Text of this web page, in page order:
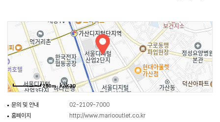
명품관은 물론 가구 및 생활용품의 리빙 매장, 프리미엄 레스토랑 및
패스트푸드, 키즈테마파크 등 다양한 쇼핑 카테고리가 마련되어 있어 한 곳에서
폭넓은 쇼핑∙문화 서비스를 누릴 수 있다. 무엇보다 국내∙외 유명 브랜드 제품을
최대 80%까지 할인된 가격으로 판매함으로써 ‘가치 소비’를 중요시하는 현대
소비자들에게 합리적 쇼핑 공간으로 각광받고 있다.
250m
문의 및 안내
02-2109-7000
홈페이지
http://www.mariooutlet.co.kr